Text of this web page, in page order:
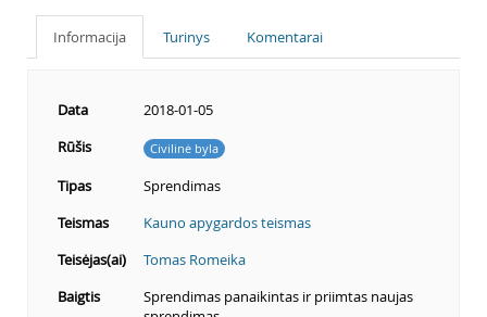
Informacija Turinys Komentarai
Data
2018-01-05
Rūšis
Civilinė byla
Tipas
Sprendimas
Teismas
Kauno apygardos teismas
Teisėjas(ai)
Tomas Romeika
Baigtis
Sprendimas panaikintas ir priimtas naujas